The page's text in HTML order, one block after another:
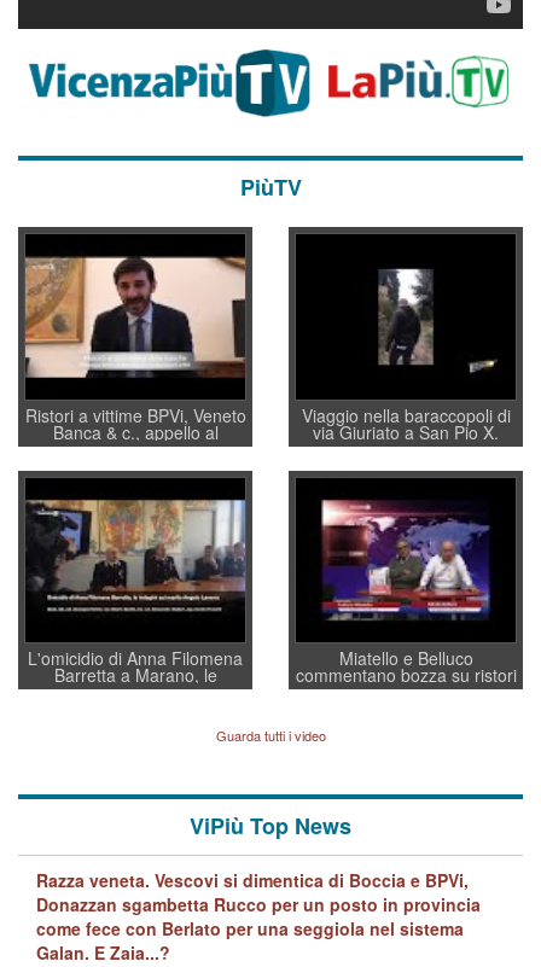
PiùTV
Ristori a vittime BPVi, Veneto
Banca & c., appello al
sottosegretario Alessio
Villarosa: per mettere ordine
convochi con Di Maio CNCU
a supporto della cabina di
regia al Mef
Viaggio nella baraccopoli di
via Giuriato a San Pio X.
Vicenza ai Vicentini: “faremo
un regalo di Natale ai
residenti”
L'omicidio di Anna Filomena
Barretta a Marano, le
indagini dei carabinieri di
Lavarra: più avvincenti di
quelle di... Barbara D'Urso
Miatello e Belluco
commentano bozza su ristori
BPVi e Veneto Banca
Guarda tutti i video
ViPiù Top News
Razza veneta. Vescovi si dimentica di Boccia e BPVi,
Donazzan sgambetta Rucco per un posto in provincia
come fece con Berlato per una seggiola nel sistema
Galan. E Zaia...?